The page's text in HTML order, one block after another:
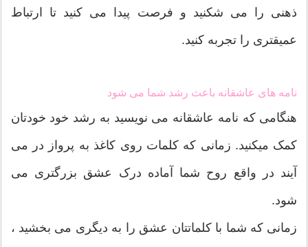
ذهنی را می شکنید و فرصت پیدا می کنید تا ارتباط
عمیقتری را تجربه کنید.
نامه های عاشقانه باعث رشد شما می شود
هنگامی که نامه عاشقانه می نویسید به رشد خود خودتان
کمک میکنید. زمانی که کلمات روی کاغذ به پرواز در می
آیند در واقع روح شما آماده درک عشق بزرگتری می
شود.
زمانی که شما با کلماتتان عشق را به دیگری می بخشید ،